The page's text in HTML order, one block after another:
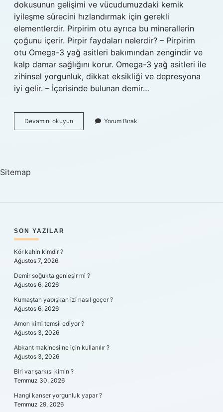
dokusunun gelişimi ve vücudumuzdaki kemik
iyileşme sürecini hızlandırmak için gerekli
elementlerdir. Pirpirim otu ayrıca bu minerallerin
çoğunu içerir. Pirpir faydaları nelerdir? – Pirpirim
otu Omega-3 yağ asitleri bakımından zengindir ve
kalp damar sağlığını korur. Omega-3 yağ asitleri ile
zihinsel yorgunluk, dikkat eksikliği ve depresyona
iyi gelir. – İçerisinde bulunan demir…
Devamını okuyun
De
Yorum Bırak
Sitemap
SIDEBAR
SON YAZILAR
Kör kahin kimdir ?
Ağustos 7, 2026
Demir soğukta genleşir mi ?
Ağustos 6, 2026
Kumaştan yapışkan izi nasıl geçer ?
Ağustos 6, 2026
Amon kimi temsil ediyor ?
Ağustos 3, 2026
Abkant makinesi ne için kullanılır ?
Ağustos 3, 2026
Biri var şarkısı kimin ?
Temmuz 30, 2026
Hangi kanser yorgunluk yapar ?
Temmuz 29, 2026